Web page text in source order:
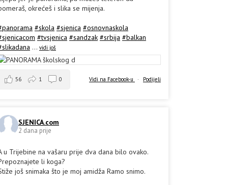
okrećeš i slika se mijenja.
#skola #sjenica #osnovnaskola
#tvsjenica #sandzak #srbija #balkan
... vidi još
Vidi na Facebook-u · Podijeli
56 1 0
SJENICA.com
2 dana prije
u Trijebine na vašaru prije dva dana bilo ovako.
li koga?
još snimaka što je moj amidža Ramo snimo.